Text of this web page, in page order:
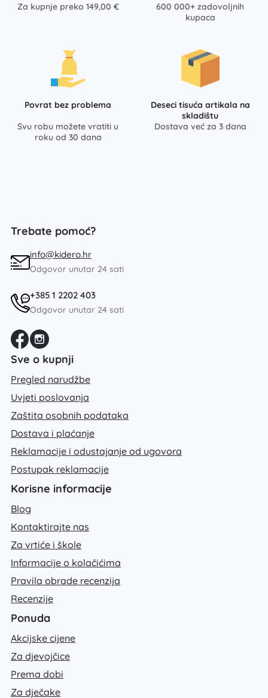
Za kupnje preko 149,00 €
600 000+ zadovoljnih
kupaca
Povrat bez problema
Svu robu možete vratiti u
roku od 30 dana
Deseci tisuća artikala na
skladištu
Dostava već za 3 dana
Trebate pomoć?
info@kidero.hr
Odgovor unutar 24 sati
+385 1 2202 403
Odgovor unutar 24 sati
Sve o kupnji
Pregled narudžbe
Uvjeti poslovanja
Zaštita osobnih podataka
Dostava i plaćanje
Reklamacije i odustajanje od ugovora
Postupak reklamacije
Korisne informacije
Blog
Kontaktirajte nas
Za vrtiće i škole
Informacije o kolačićima
Pravila obrade recenzija
Recenzije
Ponuda
Akcijske cijene
Za djevojčice
Prema dobi
Za dječake